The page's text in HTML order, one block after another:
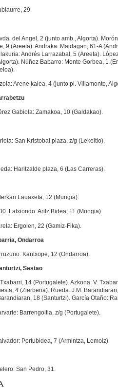
29.
del Angel, 2 (junto amb., Algorta).
9 (Areeta). Andraka: Maidagan, 61-A
Andrés Larrazabal, 5 (Areeta).
Núñez Babarro: Monte Gorbea, 1
Arene kalea, 4 (junto pl. Villamonte,
Gabiola: Zamakoa, 10 (Galdakao).
San Kristobal plaza, z/g (Lekeitio).
Haritzalde plaza, 6 (Las Carreras).
Lauaxeta, 12 (Mungia).
Latxiondo: Aritz Bidea, 11 (Mungia).
Ergoien, 22 (Gamiz-Fika).
Ondarroa
Kantxope, 12 (Ondarroa).
Sestao
14 (Portugalete). Azkona: V.
4 (Zierbena). Rueda: J.M.
18 (Santurtzi). García Otaño:
Barrengoitia, z/g (Portugalete).
Portubidea, 7 (Armintza, Lemoiz).
San Pedro, 31.